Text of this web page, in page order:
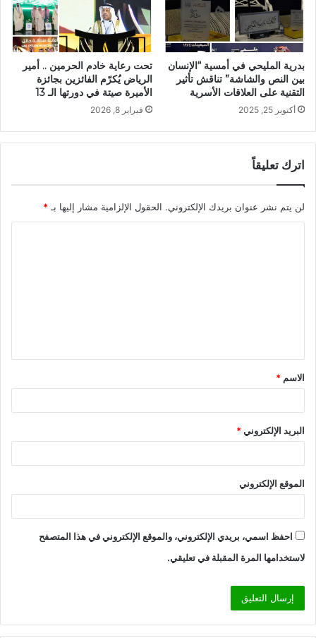
بدرية المليحي في أمسية “الإنسان
بين النص والشاشة” تناقش تأثير
التقنية على العلاقات الأسرية
أكتوبر 25, 2025
تحت رعاية خادم الحرمين .. أمير
الرياض يُكرّم الفائزين بجائزة
الأميرة صيتة في دورتها الـ 13
فبراير 8, 2026
اترك تعليقاً
لن يتم نشر عنوان بريدك الإلكتروني. الحقول الإلزامية مشار إليها بـ*
ق
*
الاسم *
البريد الإلكتروني*
الموقع الإلكتروني
احفظ اسمي، بريدي الإلكتروني، والموقع الإلكتروني في هذا المتصفح
لاستخدامها المرة المقبلة في تعليقي.